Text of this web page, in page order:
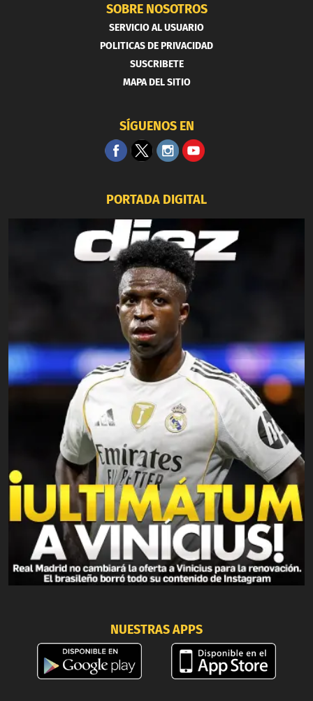
SOBRE NOSOTROS
SERVICIO AL USUARIO
POLITICAS DE PRIVACIDAD
SUSCRIBETE
MAPA DEL SITIO
SÍGUENOS EN
PORTADA DIGITAL
NUESTRAS APPS